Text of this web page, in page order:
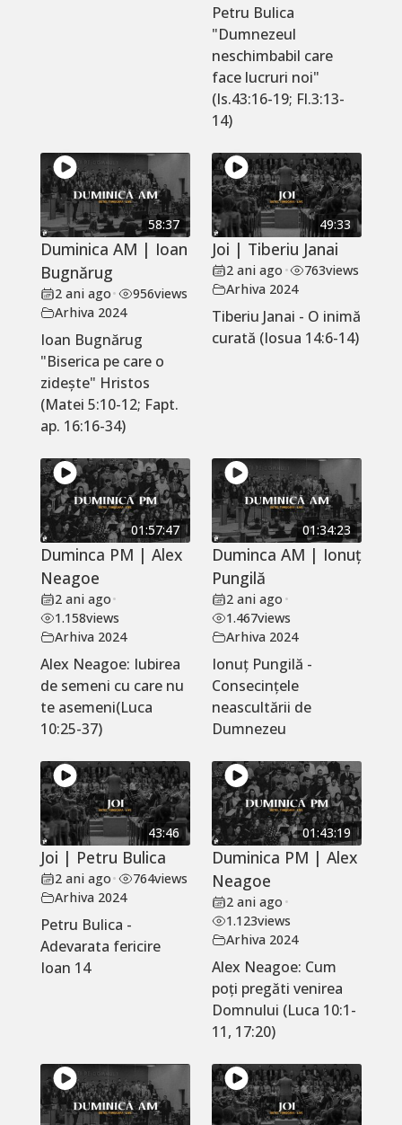
Petru Bulica
"Dumnezeul
neschimbabil care
face lucruri noi"
(Is.43:16-19; Fl.3:13-
14)
58:37
Duminica AM | Ioan
Bugnărug
2 ani ago• 956views
Arhiva 2024
Ioan Bugnărug
"Biserica pe care o
zidește" Hristos
(Matei 5:10-12; Fapt.
ap. 16:16-34)
49:33
Joi | Tiberiu Janai
2 ani ago • 763views
Arhiva 2024
Tiberiu Janai - O inimă
curată (Iosua 14:6-14)
01:57:47
Duminca PM | Alex
Neagoe
2 ani ago•
1.158views
Arhiva 2024
Alex Neagoe: Iubirea
de semeni cu care nu
te asemeni(Luca
10:25-37)
01:34:23
Duminca AM | Ionuț
Pungilă
2 ani ago •
1.467views
Arhiva 2024
Ionuț Pungilă -
Consecințele
neascultării de
Dumnezeu
43:46
Joi | Petru Bulica
2 ani ago• 764views
Arhiva 2024
Petru Bulica -
Adevarata fericire
Ioan 14
01:43:19
Duminica PM | Alex
Neagoe
2 ani ago •
1.123views
Arhiva 2024
Alex Neagoe: Cum
poți pregăti venirea
Domnului (Luca 10:1-
11, 17:20)